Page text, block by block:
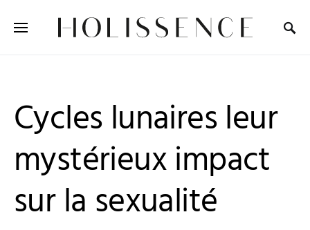
Cycles lunaires leur
mystérieux impact
sur la sexualité